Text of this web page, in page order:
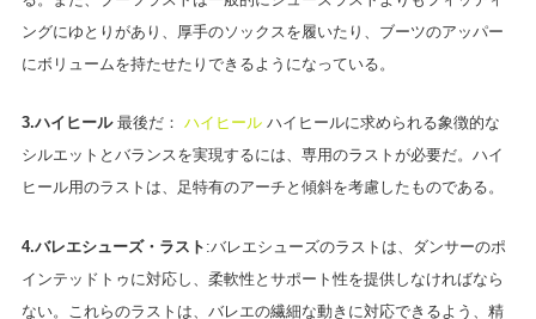
ングにゆとりがあり、厚手のソックスを履いたり、ブーツのアッパー
にボリュームを持たせたりできるようになっている。
3.ハイヒール最後だ： ハイヒール ハイヒールに求められる象徴的な
シルエットとバランスを実現するには、専用のラストが必要だ。ハイ
ヒール用のラストは、足特有のアーチと傾斜を考慮したものである。
4.バレエシューズ・ラスト :バレエシューズのラストは、ダンサーのポ
インテッドトゥに対応し、柔軟性とサポート性を提供しなければなら
ない。これらのラストは、バレエの繊細な動きに対応できるよう、精